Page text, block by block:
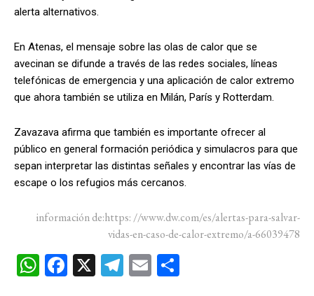
alerta alternativos.
En Atenas, el mensaje sobre las olas de calor que se
avecinan se difunde a través de las redes sociales, líneas
telefónicas de emergencia y una aplicación de calor extremo
que ahora también se utiliza en Milán, París y Rotterdam.
Zavazava afirma que también es importante ofrecer al
público en general formación periódica y simulacros para que
sepan interpretar las distintas señales y encontrar las vías de
escape o los refugios más cercanos.
información de:https: //www.dw.com/es/alertas-para-salvar-
vidas-en-caso-de-calor-extremo/a-66039478
W F
X
T
E